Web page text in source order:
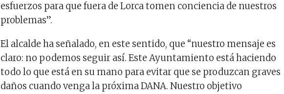
esfuerzos para que fuera de Lorca tomen conciencia de nuestros
problemas”.
El alcalde ha señalado, en este sentido, que “nuestro mensaje es
claro: no podemos seguir así. Este Ayuntamiento está haciendo
todo lo que está en su mano para evitar que se produzcan graves
daños cuando venga la próxima DANA. Nuestro objetivo